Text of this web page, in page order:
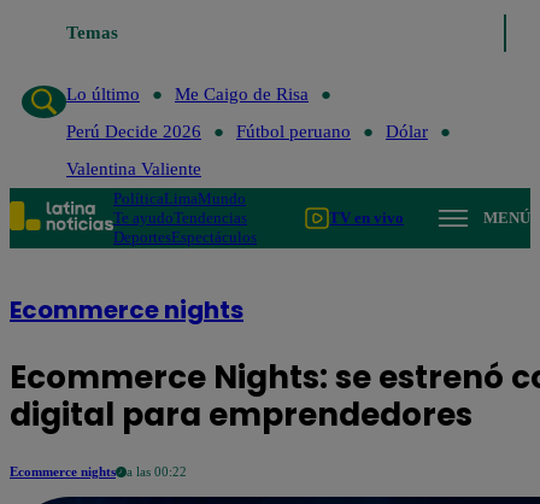
Temas
Lo último
Me Caigo de Risa
Perú Decide 2026
Fútbol peruano
Dólar
Valentina Valiente
PolíticaLimaMundo
Te ayudoTendencias
DeportesEspectáculos
TV en vivo MENÚ
Ecommerce nights
Ecommerce Nights: se estrenó
digital para emprendedores
Ecommerce nights a las 00:22